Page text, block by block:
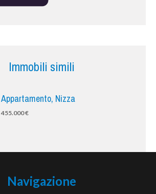
Immobili simili
Appartamento, Nizza
455.000 €
Navigazione